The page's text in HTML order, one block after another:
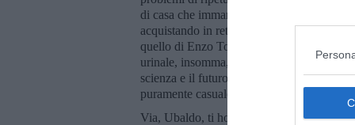
di casa che immancabilmente veniva a
acquistando in rete “Portobello”. Così
quello di Enzo Tortora del resto, ma fa
urinale, insomma, una storta. Così lui non
scienza e il futuro non sono al servizio
puramente casuale.
Via, Ubaldo, ti ho annoiato fin troppo con